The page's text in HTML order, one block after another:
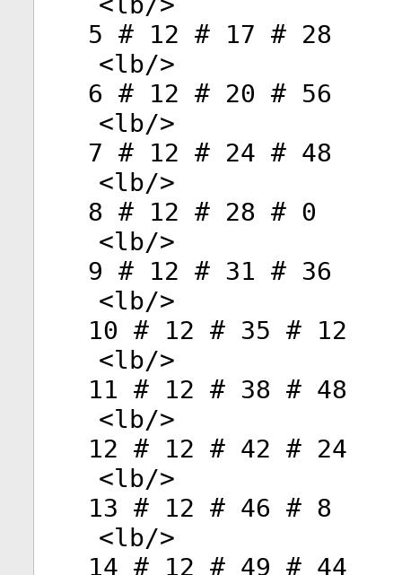
5 # 12 # 17 # 28
<lb/>
6 # 12 # 20 # 56
<lb/>
7 # 12 # 24 # 48
<lb/>
8 # 12 # 28 # 0
<lb/>
9 # 12 # 31 # 36
<lb/>
10 # 12 # 35 # 12
<lb/>
11 # 12 # 38 # 48
<lb/>
12 # 12 # 42 # 24
<lb/>
13 # 12 # 46 # 8
<lb/>
14 # 12 # 49 # 44